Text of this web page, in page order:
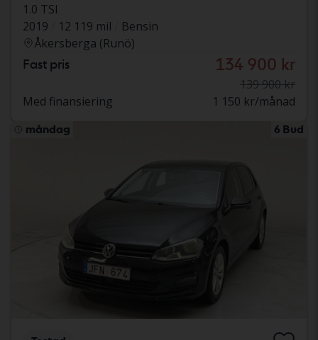
1.0 TSI
2019
12 119 mil
Bensin
Åkersberga (Runö)
Fast pris 134 900 kr
139 900 kr
Med finansiering
1 150 kr/månad
måndag 6 Bud